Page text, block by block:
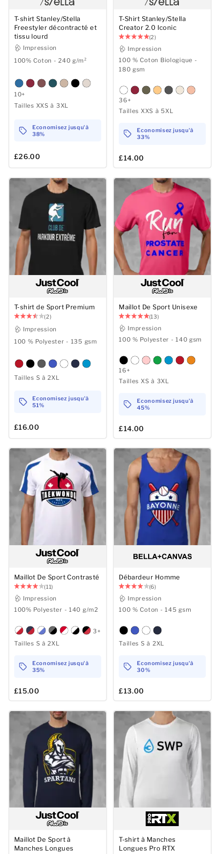
T-shirt Stanley/Stella
Freestyler décontracté et
tissu lourd
Impression
100% Coton - 240 g/m²
10+
Tailles XXS à 3XL
Economisez jusqu'à
38%
£26.00
T-Shirt Stanley/Stella
Creator 2.0 Iconic
(2)
Impression
100 % Coton Biologique -
180 gsm
36+
Tailles XXS à 5XL
Economisez jusqu'à
33%
£14.00
T-shirt de Sport Premium
(2)
Impression
100 % Polyester - 135 gsm
Tailles S à 2XL
Economisez jusqu'à
51%
£16.00
Maillot De Sport Unisexe
(13)
Impression
100 % Polyester - 140 gsm
16+
Tailles XS à 3XL
Economisez jusqu'à
45%
£14.00
Maillot De Sport Contrasté
(11)
Impression
100% Polyester - 140 g/m2
3+
Tailles S à 2XL
Economisez jusqu'à
35%
£15.00
Débardeur Homme
(6)
Impression
100 % Coton - 145 gsm
Tailles S à 2XL
Economisez jusqu'à
30%
£13.00
Maillot De Sport à
Manches Longues
T-shirt à Manches
Longues Pro RTX